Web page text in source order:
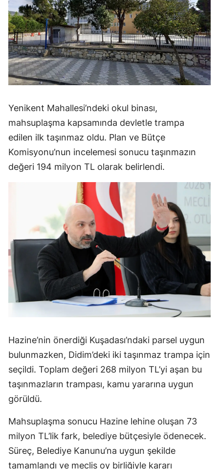
Yenikent Mahallesi’ndeki okul binası,
mahsuplaşma kapsamında devletle trampa
edilen ilk taşınmaz oldu. Plan ve Bütçe
Komisyonu’nun incelemesi sonucu taşınmazın
değeri 194 milyon TL olarak belirlendi.
Hazine’nin önerdiği Kuşadası’ndaki parsel uygun
bulunmazken, Didim’deki iki taşınmaz trampa için
seçildi. Toplam değeri 268 milyon TL’yi aşan bu
taşınmazların trampası, kamu yararına uygun
görüldü.
Mahsuplaşma sonucu Hazine lehine oluşan 73
milyon TL’lik fark, belediye bütçesiyle ödenecek.
Süreç, Belediye Kanunu’na uygun şekilde
tamamlandı ve meclis oy birliğiyle kararı